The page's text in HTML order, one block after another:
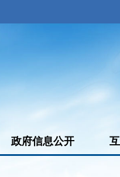
政府信息公开